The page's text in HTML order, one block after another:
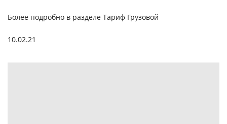
Более подробно в разделе Тариф Грузовой
10.02.21